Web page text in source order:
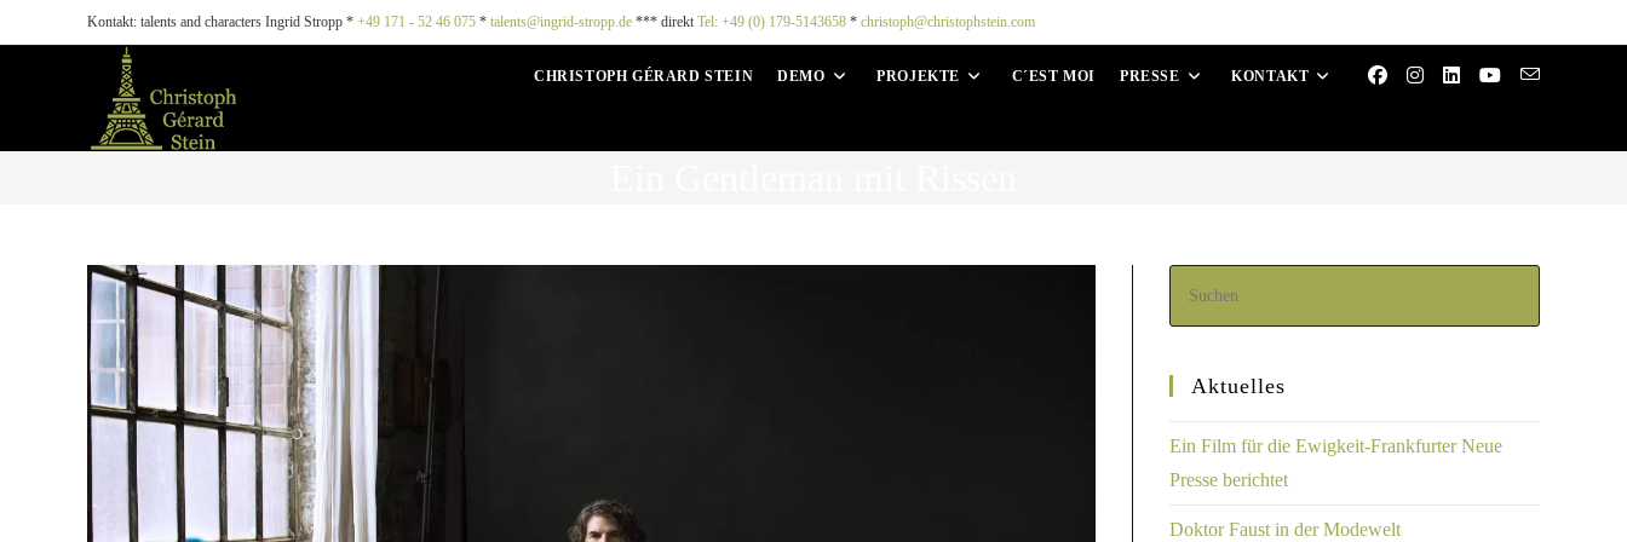
Kontakt: talents and characters Ingrid Stropp * +49 171 - 52 46 075 * talents@ingrid-stropp.de *** direkt Tel: +49 (0) 179-5143658 * christoph@christophstein.com
CHRISTOPH GÉRARD STEIN DEMO PROJEKTE C´EST MOI PRESSE KONTAKT
Aktuelles
Ein Film für die Ewigkeit-Frankfurter Neue
Presse berichtet
Doktor Faust in der Modewelt